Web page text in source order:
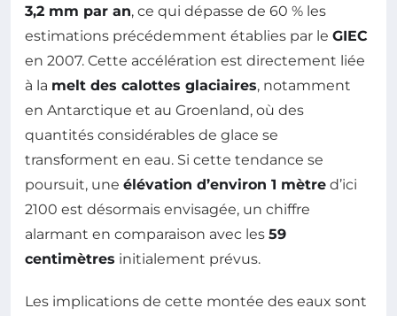
3,2 mm par an, ce qui dépasse de 60 % les
estimations précédemment établies par le GIEC
en 2007. Cette accélération est directement liée
à la melt des calottes glaciaires, notamment
en Antarctique et au Groenland, où des
quantités considérables de glace se
transforment en eau. Si cette tendance se
poursuit, une élévation d’environ 1 mètre d’ici
2100 est désormais envisagée, un chiffre
alarmant en comparaison avec les 59
centimètres initialement prévus.
Les implications de cette montée des eaux sont